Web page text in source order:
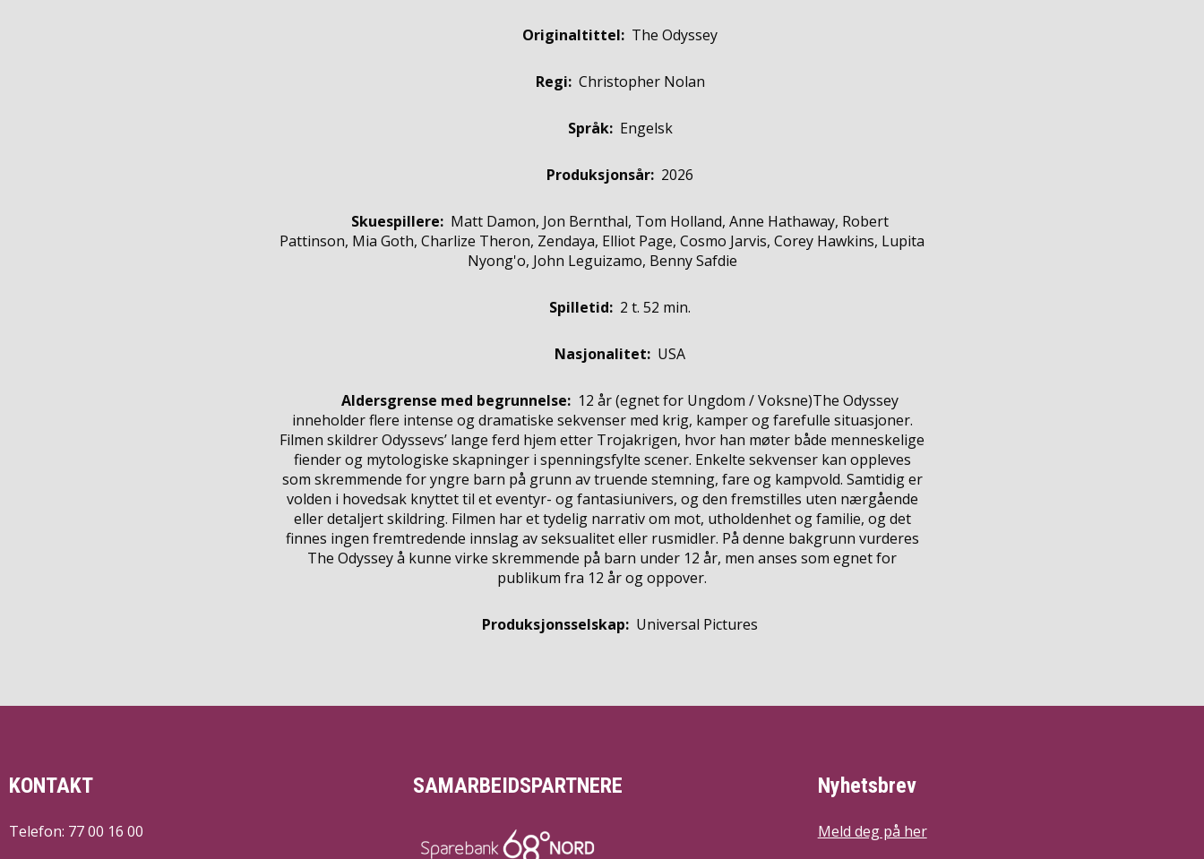
Originaltittel: The Odyssey
Regi: Christopher Nolan
Språk: Engelsk
Produksjonsår: 2026
Skuespillere: Matt Damon, Jon Bernthal, Tom Holland, Anne Hathaway, Robert
Pattinson, Mia Goth, Charlize Theron, Zendaya, Elliot Page, Cosmo Jarvis, Corey Hawkins, Lupita
Nyong'o, John Leguizamo, Benny Safdie
Spilletid: 2 t. 52 min.
Nasjonalitet: USA
Aldersgrense med begrunnelse: 12 år(egnet for Ungdom / Voksne)The Odyssey
inneholder flere intense og dramatiske sekvenser med krig, kamper og farefulle situasjoner.
Filmen skildrer Odyssevs’ lange ferd hjem etter Trojakrigen, hvor han møter både menneskelige
fiender og mytologiske skapninger i spenningsfylte scener. Enkelte sekvenser kan oppleves
som skremmende for yngre barn på grunn av truende stemning, fare og kampvold. Samtidig er
volden i hovedsak knyttet til et eventyr- og fantasiunivers, og den fremstilles uten nærgående
eller detaljert skildring. Filmen har et tydelig narrativ om mot, utholdenhet og familie, og det
finnes ingen fremtredende innslag av seksualitet eller rusmidler. På denne bakgrunn vurderes
The Odyssey å kunne virke skremmende på barn under 12 år, men anses som egnet for
publikum fra 12 år og oppover.
Produksjonsselskap: Universal Pictures
KONTAKT
Telefon: 77 00 16 00
SAMARBEIDSPARTNERE Nyhetsbrev
Meld deg på her